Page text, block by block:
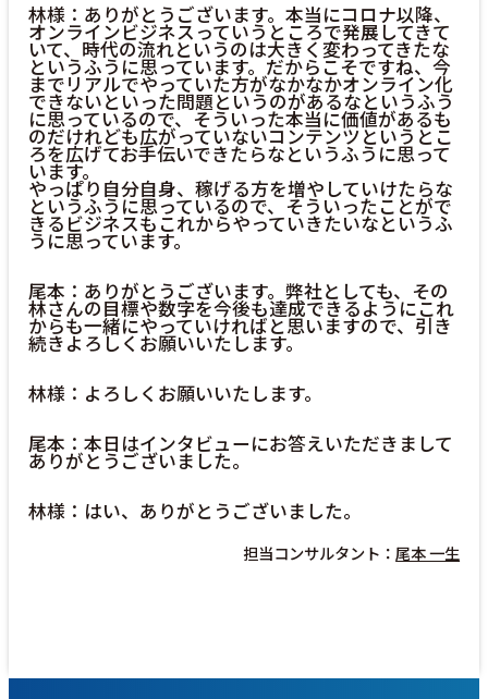
林様：ありがとうございます。本当にコロナ以降、
オンラインビジネスっていうところで発展してきて
いて、時代の流れというのは大きく変わってきたな
というふうに思っています。だからこそですね、今
までリアルでやっていた方がなかなかオンライン化
できないといった問題というのがあるなというふう
に思っているので、そういった本当に価値があるも
のだけれども広がっていないコンテンツというとこ
ろを広げてお手伝いできたらなというふうに思って
います。
やっぱり自分自身、稼げる方を増やしていけたらな
というふうに思っているので、そういったことがで
きるビジネスもこれからやっていきたいなというふ
うに思っています。
尾本：ありがとうございます。弊社としても、その
林さんの目標や数字を今後も達成できるようにこれ
からも一緒にやっていければと思いますので、引き
続きよろしくお願いいたします。
林様：よろしくお願いいたします。
尾本：本日はインタビューにお答えいただきまして
ありがとうございました。
林様：はい、ありがとうございました。
担当コンサルタント：尾本 一生